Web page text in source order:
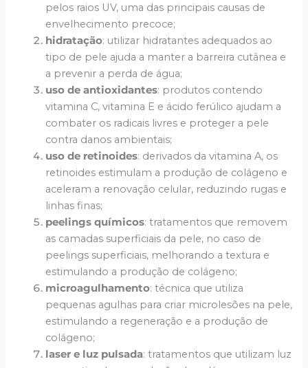
pelos raios UV, uma das principais causas de
envelhecimento precoce;
hidratação: utilizar hidratantes adequados ao
tipo de pele ajuda a manter a barreira cutânea e
a prevenir a perda de água;
uso de antioxidantes: produtos contendo
vitamina C, vitamina E e ácido ferúlico ajudam a
combater os radicais livres e proteger a pele
contra danos ambientais;
uso de retinoides: derivados da vitamina A, os
retinoides estimulam a produção de colágeno e
aceleram a renovação celular, reduzindo rugas e
linhas finas;
peelings químicos: tratamentos que removem
as camadas superficiais da pele, no caso de
peelings superficiais, melhorando a textura e
estimulando a produção de colágeno;
microagulhamento: técnica que utiliza
pequenas agulhas para criar microlesões na pele,
estimulando a regeneração e a produção de
colágeno;
laser e luz pulsada: tratamentos que utilizam luz